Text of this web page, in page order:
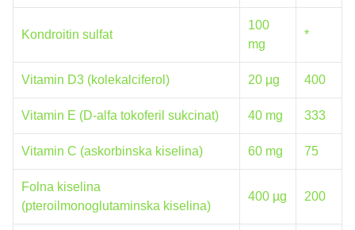
Kondroitin sulfat
100
mg
*
Vitamin D3 (kolekalciferol) 20 µg 400
Vitamin E (D-alfa tokoferil sukcinat) 40 mg 333
Vitamin C (askorbinska kiselina) 60 mg 75
Folna kiselina
(pteroilmonoglutaminska kiselina)
400 µg 200